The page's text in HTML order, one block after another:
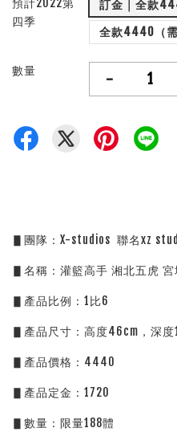
四季
訂金｜全款
全款4440（需
數量 -
▋團隊：X-studios  聯名xz
▋名稱：灌籃高手 湘北五虎 宮
▋產品比例：1比6
▋產品尺寸：高度46cm，深度
▋產品價格：4440
▋產品定金：1720
▋數量：限量188體